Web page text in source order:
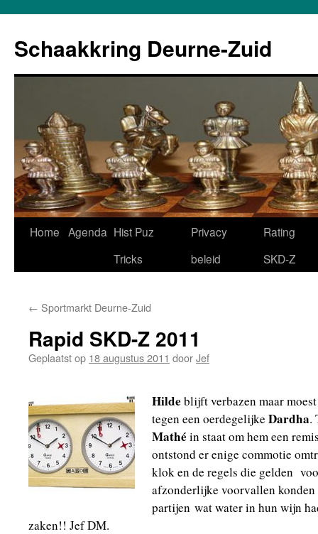
Schaakkring Deurne-Zuid
Ga
inhoud
Home Agenda Hist Puz
Tricks
Privacy
beleid
Rating
SKD-Z
← Sportmarkt Deurne-Zuid
Rapid SKD-Z 2011
Geplaatst op 18 augustus 2011 doorJef
Hilde blijft verbazen maar
tegen een oerdegelijke Dardha.
Mathé in staat om hem een
ontstond er enige commotie
klok en de regels die gelden
afzonderlijke voorvallen konden
partijen wat water in hun wijn
zaken!! Jef DM.